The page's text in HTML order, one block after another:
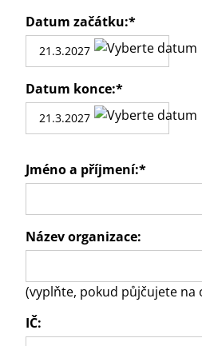
Datum začátku:*
Datum konce:*
Jméno a příjmení:*
Název organizace:
(vyplňte, pokud půjčujete na
IČ: